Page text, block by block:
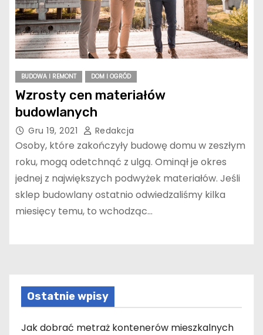
BUDOWA I REMONT DOM I OGRÓD
Wzrosty cen materiałów
budowlanych
Gru 19, 2021 Redakcja
Osoby, które zakończyły budowę domu w zeszłym
roku, mogą odetchnąć z ulgą. Ominął je okres
jednej z największych podwyżek materiałów. Jeśli
sklep budowlany ostatnio odwiedzaliśmy kilka
miesięcy temu, to wchodząc…
Ostatnie wpisy
Jak dobrać metraż kontenerów mieszkalnych